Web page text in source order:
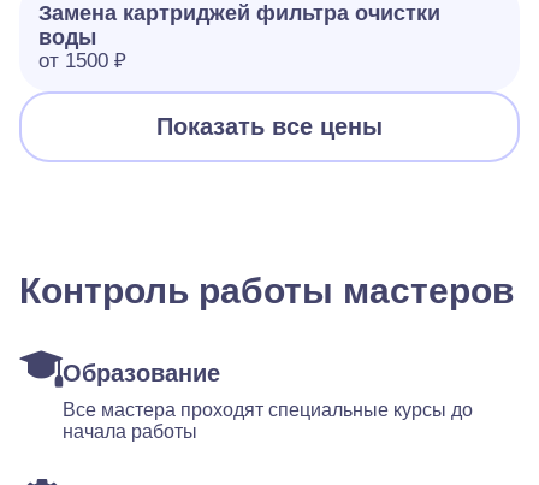
Замена картриджей фильтра очистки
воды
от 1500 ₽
Показать все цены
Контроль работы мастеров
Образование
Все мастера проходят специальные курсы до
начала работы